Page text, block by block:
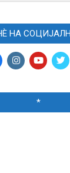
НА
*